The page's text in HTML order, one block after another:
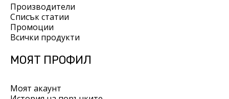
Производители
Списък статии
Промоции
Всички продукти
МОЯТ ПРОФИЛ
Моят акаунт